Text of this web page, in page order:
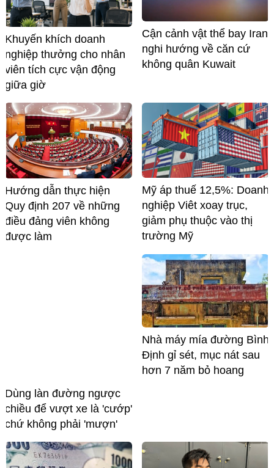
Khuyến khích doanh
nghiệp thưởng cho nhân
viên tích cực vận động
giữa giờ
Cận cảnh vật thể bay Iran
nghi hướng về căn cứ
không quân Kuwait
Hướng dẫn thực hiện
Quy định 207 về những
điều đảng viên không
được làm
Mỹ áp thuế 12,5%: Doanh
nghiệp Viêt xoay trục,
giảm phụ thuộc vào thị
trường Mỹ
Dùng làn đường ngược
chiều để vượt xe là 'cướp'
chứ không phải 'mượn'
Nhà máy mía đường Bình
Định gỉ sét, mục nát sau
hơn 7 năm bỏ hoang